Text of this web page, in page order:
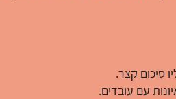
סיכום קצר.
עם עובדים.